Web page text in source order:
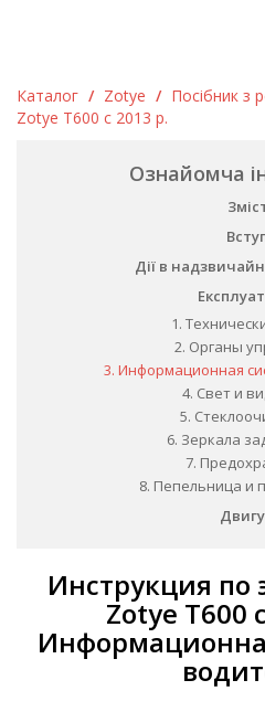
Каталог / Zotye / Посібник з
Zotye T600 c 2013 р.
Ознайомча
Дії в
1.
2. Органы
3. Информационная
4. Свет и
5.
6. Зеркала
7.
8. Пепельница и
Инструкция по
Zotye T600